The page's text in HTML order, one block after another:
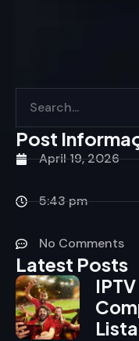
Post
April 19, 2026
5:43 pm
No Comments
Latest Posts